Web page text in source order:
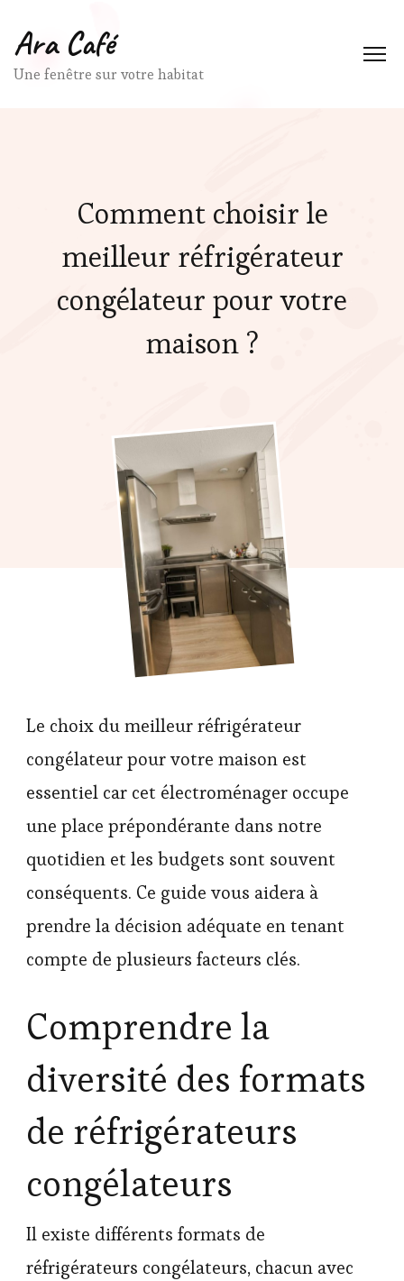
Ara Café
Une fenêtre sur votre habitat
Comment choisir le
meilleur réfrigérateur
congélateur pour votre
maison ?
Le choix du meilleur réfrigérateur
congélateur pour votre maison est
essentiel car cet électroménager occupe
une place prépondérante dans notre
quotidien et les budgets sont souvent
conséquents. Ce guide vous aidera à
prendre la décision adéquate en tenant
compte de plusieurs facteurs clés.
Comprendre la
diversité des formats
de réfrigérateurs
congélateurs
Il existe différents formats de
réfrigérateurs congélateurs, chacun avec